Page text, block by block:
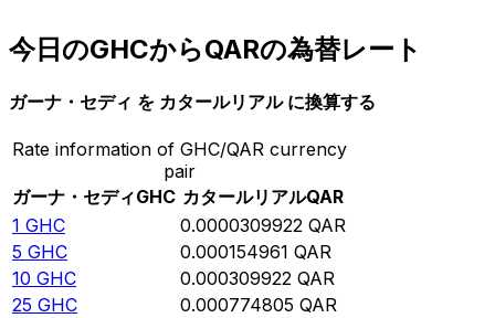
今日のGHCからQARの為替レート
ガーナ・セディ を カタールリアル に換算する
Rate information of GHC/QAR currency
pair
ガーナ・セディGHC カタールリアルQAR
1 GHC 0.0000309922 QAR
5 GHC 0.000154961 QAR
10 GHC 0.000309922 QAR
25 GHC 0.000774805 QAR